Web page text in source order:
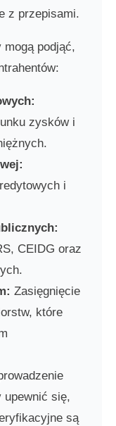
z przepisami.
podjąć,
zysków i
i
CEIDG oraz
Zasięgnięcie
które
upewnić się,
są